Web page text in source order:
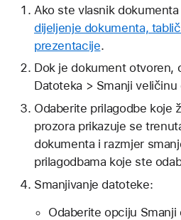
Ako ste vlasnik
dijeljenje dokumenta,
prezentacije.
Dok je dokument otvoren,
Datoteka > Smanji
Odaberite prilagodbe koje
prozora prikazuje se
dokumenta i razmjer
prilagodbama koje ste
Smanjivanje datoteke:
Odaberite opciju